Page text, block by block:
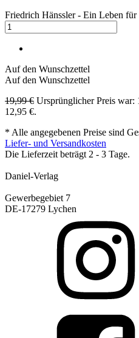
Friedrich Hänssler - Ein Leben
Auf den Wunschzettel
Auf den Wunschzettel
19,99€ Ursprünglicher Preis war:
12,95 €.
* Alle angegebenen Preise sind
Liefer- und Versandkosten
Die Lieferzeit beträgt 2 - 3 Tage.
Daniel-Verlag
Gewerbegebiet 7
DE-17279 Lychen